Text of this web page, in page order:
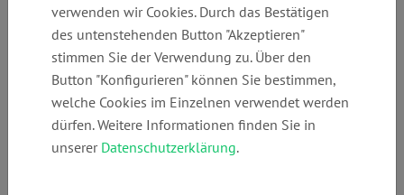
Telefon:
+49 (0)
6071928135
E-Mail:
mail@giel-
rechtsanwalt.de
Webseite:
www.giel-
rechtsanwalt.de
verwenden wir Cookies. Durch das Bestätigen
des untenstehenden Button "Akzeptieren"
stimmen Sie der Verwendung zu. Über den
Button "Konfigurieren" können Sie bestimmen,
welche Cookies im Einzelnen verwendet werden
dürfen. Weitere Informationen finden Sie in
unserer Datenschutzerklärung.